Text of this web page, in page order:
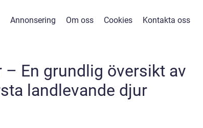
Annonsering Om oss Cookies Kontakta oss
– En grundlig översikt av
landlevande djur